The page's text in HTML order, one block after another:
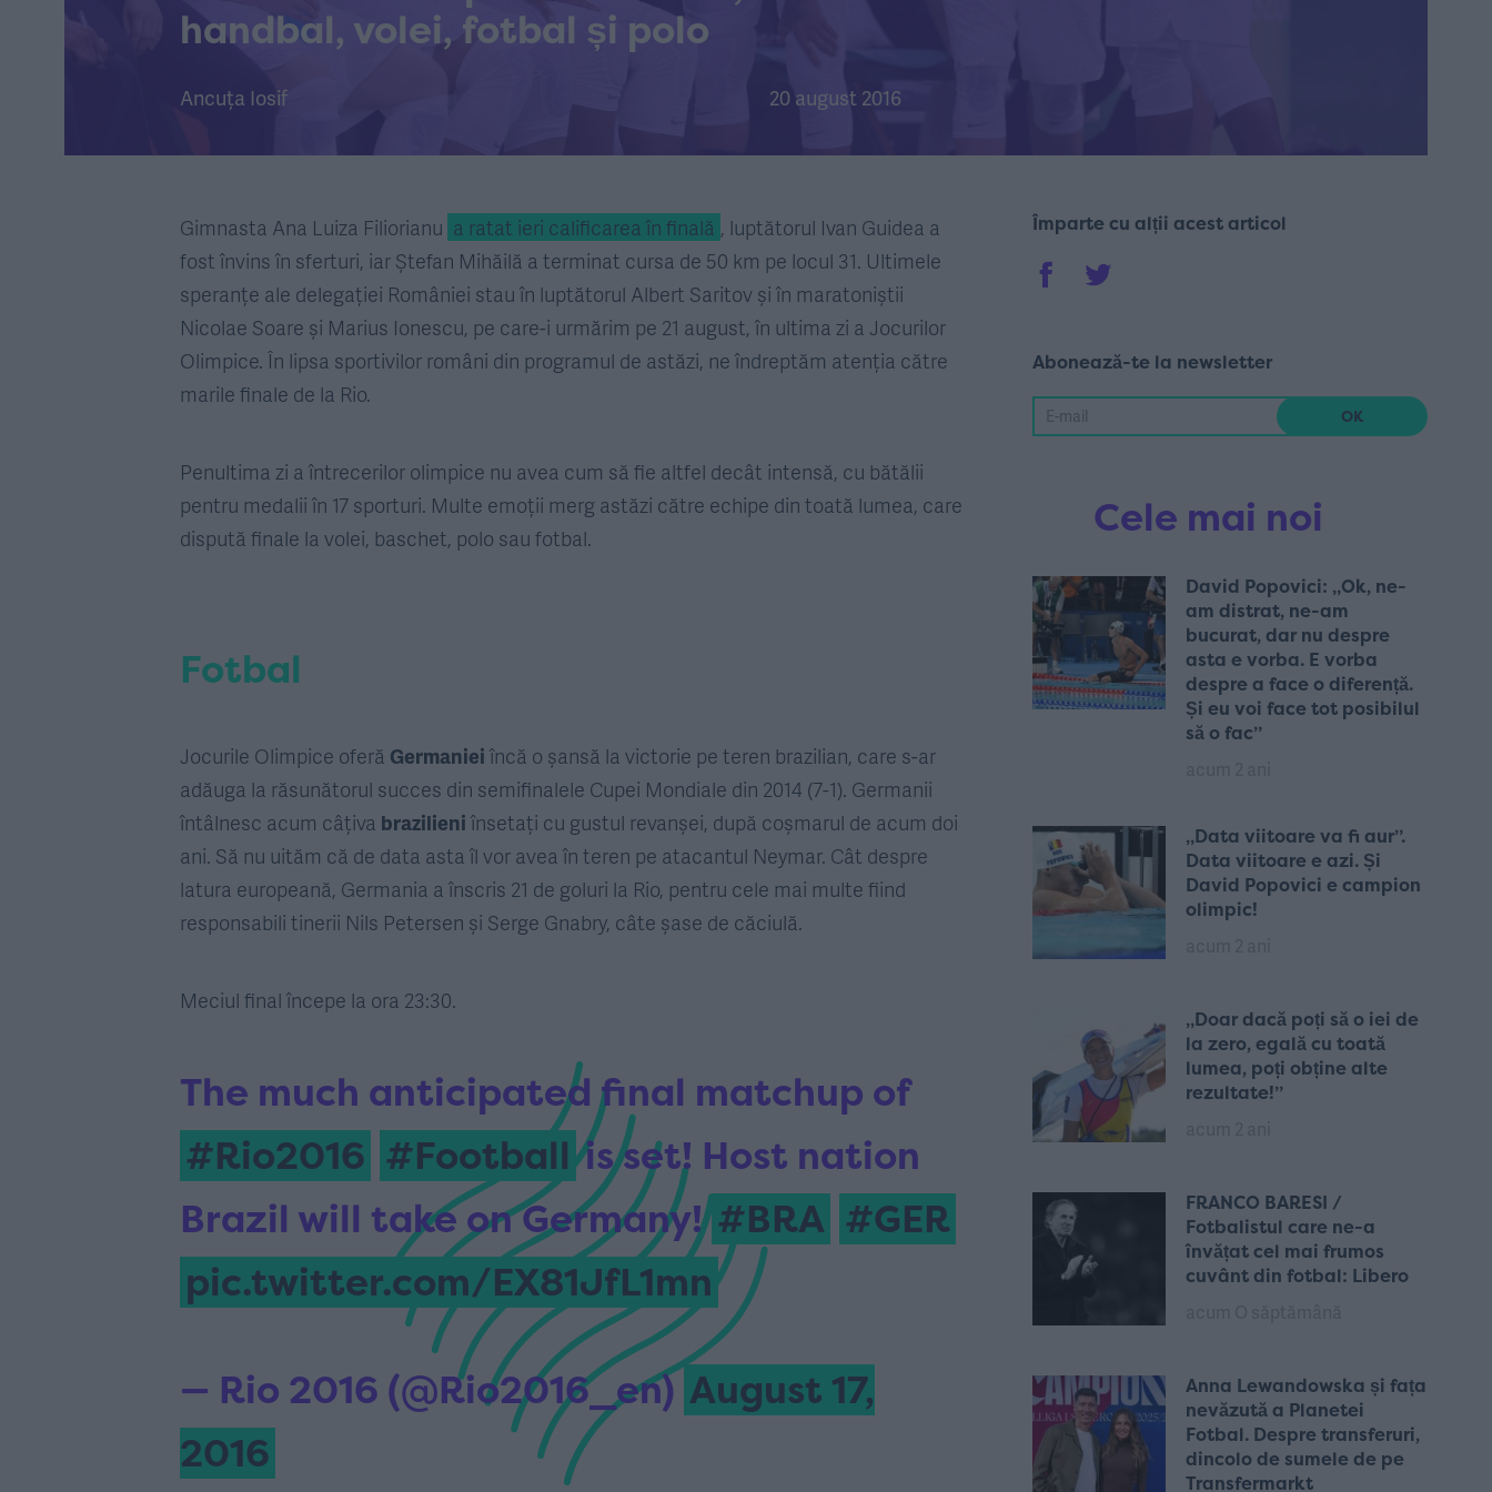
handbal, volei, fotbal și polo
Ancuța Iosif 20 august 2016
Gimnasta Ana Luiza Filiorianu a ratat ieri calificarea în finală , luptătorul Ivan Guidea a
fost învins în sferturi, iar Ștefan Mihăilă a terminat cursa de 50 km pe locul 31. Ultimele
speranțe ale delegației României stau în luptătorul Albert Saritov și în maratoniștii
Nicolae Soare și Marius Ionescu, pe care-i urmărim pe 21 august, în ultima zi a Jocurilor
Olimpice. În lipsa sportivilor români din programul de astăzi, ne îndreptăm atenția către
marile finale de la Rio.
Penultima zi a întrecerilor olimpice nu avea cum să fie altfel decât intensă, cu bătălii
pentru medalii în 17 sporturi. Multe emoții merg astăzi către echipe din toată lumea, care
dispută finale la volei, baschet, polo sau fotbal.
Fotbal
Jocurile Olimpice oferă Germaniei încă o șansă la victorie pe teren brazilian, care s-ar
adăuga la răsunătorul succes din semifinalele Cupei Mondiale din 2014 (7-1). Germanii
întâlnesc acum câțiva brazilieni însetați cu gustul revanșei, după coșmarul de acum doi
ani. Să nu uităm că de data asta îl vor avea în teren pe atacantul Neymar. Cât despre
latura europeană, Germania a înscris 21 de goluri la Rio, pentru cele mai multe fiind
responsabili tinerii Nils Petersen și Serge Gnabry, câte șase de căciulă.
Meciul final începe la ora 23:30.
The much anticipated final matchup of
#Rio2016 #Footballis set! Host nation
Brazil will take on Germany!#BRA #GER
pic.twitter.com/EX81JfL1mn
— Rio 2016 (@Rio2016_en) August 17,
2016
Împarte cu alții acest articol
Abonează-te la newsletter
Cele mai noi
David Popovici: „Ok, ne-
am distrat, ne-am
bucurat, dar nu despre
asta e vorba. E vorba
despre a face o diferență.
Și eu voi face tot posibilul
să o fac”
„Data viitoare va fi aur”.
Data viitoare e azi. Și
David Popovici e campion
olimpic!
„Doar dacă poți să o iei de
la zero, egală cu toată
lumea, poți obține alte
rezultate!”
FRANCO BARESI /
Fotbalistul care ne-a
învățat cel mai frumos
cuvânt din fotbal: Libero
Anna Lewandowska și fața
nevăzută a Planetei
Fotbal. Despre transferuri,
dincolo de sumele de pe
Transfermarkt